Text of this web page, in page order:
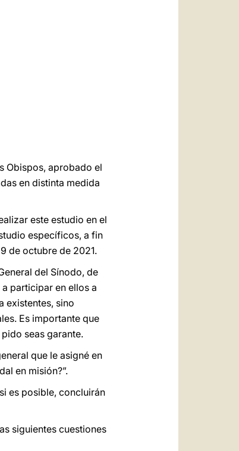
Obispos, aprobado el
en distinta medida
este estudio en el
específicos, a fin
de octubre de 2021.
del Sínodo, de
participar en ellos a
existentes, sino
Es importante que
seas garante.
que le asigné en
en misión?”.
es posible, concluirán
siguientes cuestiones